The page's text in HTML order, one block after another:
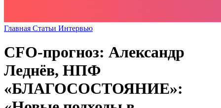
Главная Статьи Интервью
CFO-прогноз: Александр
Леднёв, НПФ
«БЛАГОСОСТОЯНИЕ»: